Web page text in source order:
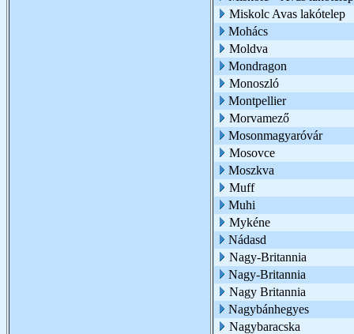
Miskolc Avas lakótelep
Mohács
Moldva
Mondragon
Monoszló
Montpellier
Morvamező
Mosonmagyaróvár
Mosovce
Moszkva
Muff
Muhi
Mykéne
Nádasd
Nagy-Britannia
Nagy-Britannia
Nagy Britannia
Nagybánhegyes
Nagybaracska